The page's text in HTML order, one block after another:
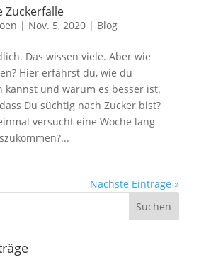
Zuckerfalle
| Nov. 5, 2020| Blog
Das wissen viele. Aber wie
Hier erfährst du, wie du
kannst und warum es besser ist.
Du süchtig nach Zucker bist?
versucht eine Woche lang
Nächste Einträge »